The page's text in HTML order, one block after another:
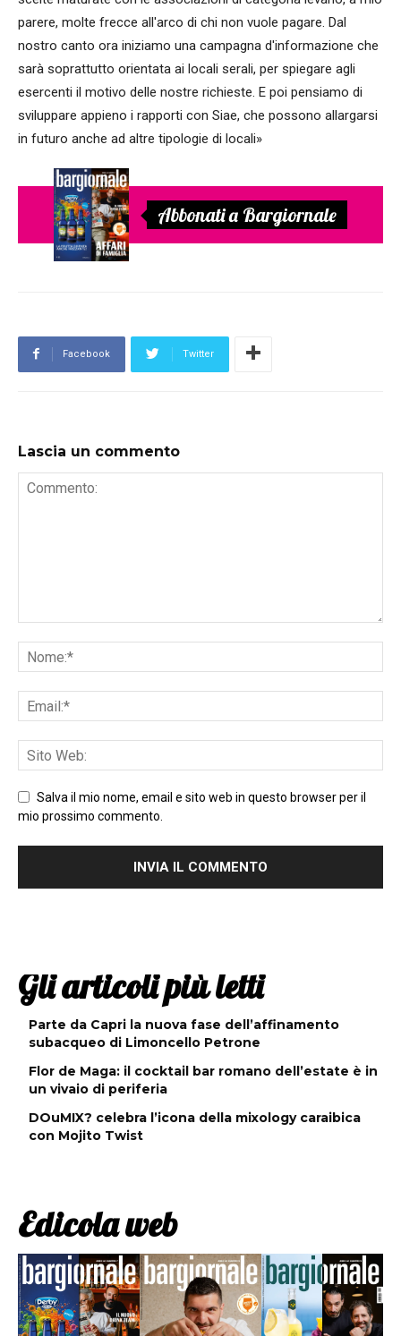
parere, molte frecce all'arco di chi non vuole pagare. Dal
nostro canto ora iniziamo una campagna d'informazione che
sarà soprattutto orientata ai locali serali, per spiegare agli
esercenti il motivo delle nostre richieste. E poi pensiamo di
sviluppare appieno i rapporti con Siae, che possono allargarsi
in futuro anche ad altre tipologie di locali»
Abbonati a Bargiornale
Facebook Twitter
Lascia un commento
Salva il mio nome, email e sito web in questo browser per il
mio prossimo commento.
Gli articoli più letti
Parte da Capri la nuova fase dell’affinamento
subacqueo di Limoncello Petrone
Flor de Maga: il cocktail bar romano dell’estate è in
un vivaio di periferia
DOuMIX? celebra l’icona della mixology caraibica
con Mojito Twist
Edicola web